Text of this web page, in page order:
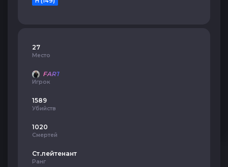
27
Место
FART
Игрок
1589
Убийств
1020
Смертей
Ст.лейтенант
Ранг